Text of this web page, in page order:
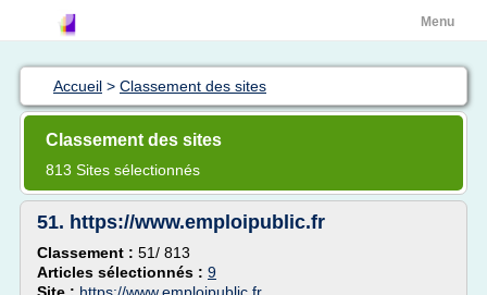
Menu
Accueil > Classement des sites
Classement des sites
813 Sites sélectionnés
51. https://www.emploipublic.fr
Classement : 51/ 813
Articles sélectionnés : 9